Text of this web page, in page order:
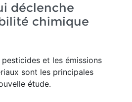
déclenche
chimique
pesticides et les émissions
sont les principales
étude.